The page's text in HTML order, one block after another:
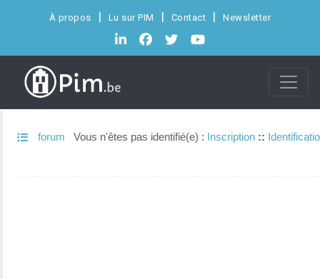
À propos Lu sur PIM Contact Newsletter
forum Vous n'êtes pas identifié(e) : Inscription ::